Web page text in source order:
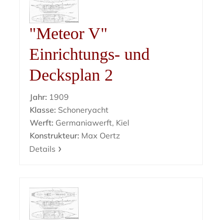
"Meteor V"
Einrichtungs- und
Decksplan 2
Jahr: 1909
Klasse: Schoneryacht
Werft: Germaniawerft, Kiel
Konstrukteur: Max Oertz
Details